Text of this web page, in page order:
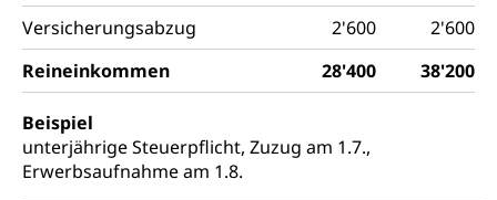
Versicherungsabzug 2'600
2'600
Reineinkommen
28'400 38'200
Beispiel
unterjährige Steuerpflicht, Zuzug am 1.7.,
Erwerbsaufnahme am 1.8.